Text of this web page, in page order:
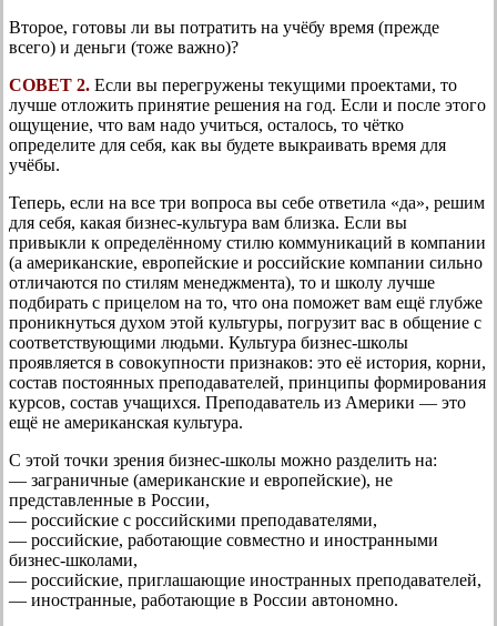
Второе, готовы ли вы потратить на учёбу время (прежде
всего) и деньги (тоже важно)?
СОВЕТ 2. Если вы перегружены текущими проектами, то
лучше отложить принятие решения на год. Если и после этого
ощущение, что вам надо учиться, осталось, то чётко
определите для себя, как вы будете выкраивать время для
учёбы.
Теперь, если на все три вопроса вы себе ответила «да», решим
для себя, какая бизнес-культура вам близка. Если вы
привыкли к определённому стилю коммуникаций в компании
(а американские, европейские и российские компании сильно
отличаются по стилям менеджмента), то и школу лучше
подбирать с прицелом на то, что она поможет вам ещё глубже
проникнуться духом этой культуры, погрузит вас в общение с
соответствующими людьми. Культура бизнес-школы
проявляется в совокупности признаков: это её история, корни,
состав постоянных преподавателей, принципы формирования
курсов, состав учащихся. Преподаватель из Америки — это
ещё не американская культура.
С этой точки зрения бизнес-школы можно разделить на:
— заграничные (американские и европейские), не
представленные в России,
— российские с российскими преподавателями,
— российские, работающие совместно и иностранными
бизнес-школами,
— российские, приглашающие иностранных преподавателей,
— иностранные, работающие в России автономно.